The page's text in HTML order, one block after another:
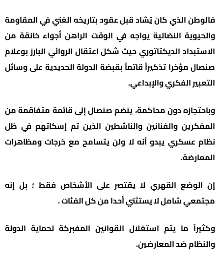
فالوطن الذي كان يُشاد قبل عقود بتاريخه الغني في المقاومة
والحيوية النضالية يواجه في الوقت الراهن أجواء خانقة من
الاستبداد الديكتاتوري حيث شكل اعتقال الروائي البارز بوعلام
صنصال مؤخرا تذكيراً قاتماً بقبضة الدولة الحديدية على وسائل
التعبير الفكري والإبداعي.
وباحتجازه دون محاكمة، ينضم صنصال إلى قائمة متفاقمة من
المفكرين والفنانين والناشطين الذين تم إسكاتهم في ظل
نظام عسكري يبدو أنه لا ولن يتسامح مع خرجات ومظاهرات
المعارضة.
إن الوضع القهري لا يقتصر على الأشخاص فقط ؛ بل إنه
مجتمعي شامل لا يستثني أحدا من كل الفئات .
وكثيراً ما يتم استغلال القوانين المفبركة لحماية الدولة
والنظام ضد المعارضين.